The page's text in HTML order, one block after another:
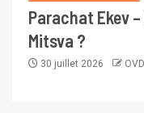
Parachat Ekev –
Mitsva ?
30 juillet 2026